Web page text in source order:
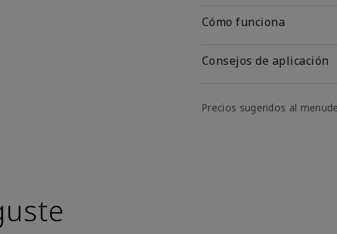
Cómo funciona
Consejos de aplicación
Precios sugeridos al